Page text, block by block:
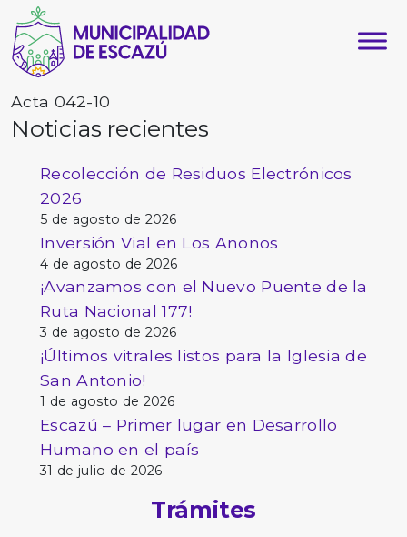
Acta 042-10
Noticias recientes
Recolección de Residuos Electrónicos
2026
5 de agosto de 2026
Inversión Vial en Los Anonos
4 de agosto de 2026
¡Avanzamos con el Nuevo Puente de la
Ruta Nacional 177!
3 de agosto de 2026
¡Últimos vitrales listos para la Iglesia de
San Antonio!
1 de agosto de 2026
Escazú – Primer lugar en Desarrollo
Humano en el país
31 de julio de 2026
Trámites